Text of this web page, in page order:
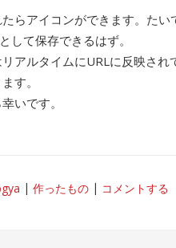
らアイコンができます。た
して保存できるはず。
アルタイムにURLに反映さ
す。
いです。
作ったもの コメントする